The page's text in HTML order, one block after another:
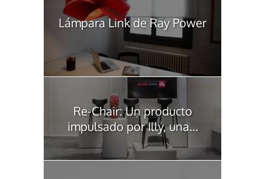
Lámpara Link de Ray Power
Re-Chair: Un producto
impulsado por Illy, una...